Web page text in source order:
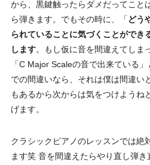
から、黒鍵触ったらダメだってこと
ら弾きます。でもその時に、「 どう
られていることに気づくことができ
します。もし仮に音を間違えてしま
「C Major Scaleの音で出来ている
での間違いなら、それは僕は間違い
もあるから次からは気をつけようね
げます。
クラシックピアノのレッスンでは絶
ます笑 音を間違えたらやり直し弾